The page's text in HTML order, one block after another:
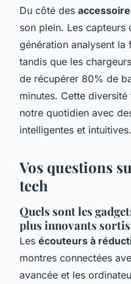
Du côté des
son plein. Les capteurs
génération analysent la
tandis que les
de récupérer 80% de
minutes. Cette
notre quotidien avec
intelligentes et intuitives.
Vos questions
tech
Quels sont les
plus innovants sortis
Les écouteurs à
montres connectées
avancée et les